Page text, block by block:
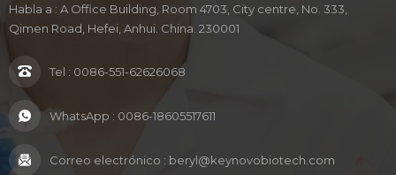
Habla a : A Office Building, Room 4703, City centre, No. 333,
Qimen Road, Hefei, Anhui. China. 230001
Tel : 0086-551-62626068
WhatsApp : 0086-18605517611
Correo electrónico : beryl@keynovobiotech.com